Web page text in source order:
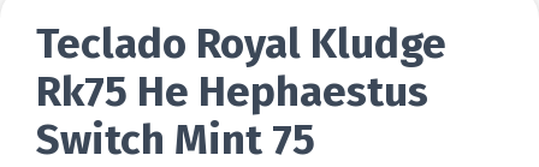
Teclado Royal Kludge
Rk75 He Hephaestus
Switch Mint 75